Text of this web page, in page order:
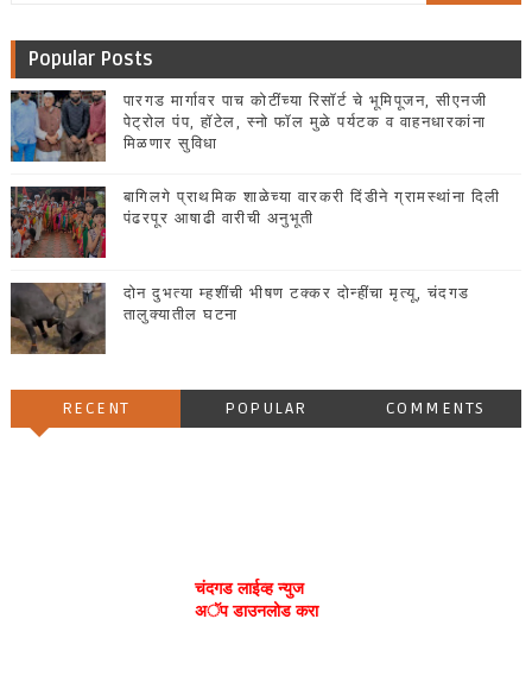
Popular Posts
पारगड मार्गावर पाच कोटींच्या रिसॉर्ट चे भूमिपूजन, सीएनजी
पेट्रोल पंप, हॉटेल, स्नो फॉल मुळे पर्यटक व वाहनधारकांना
मिळणार सुविधा
बागिलगे प्राथमिक शाळेच्या वारकरी दिंडीने ग्रामस्थांना दिली
पंढरपूर आषाढी वारीची अनुभूती
दोन दुभत्या म्हशींची भीषण टक्कर दोन्हींचा मृत्यू, चंदगड
तालुक्यातील घटना
RECENT POPULAR COMMENTS
चंदगड लाईव्ह न्युज
अॅप डाउनलोड करा